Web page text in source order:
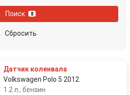
Opel
Skoda
Поиск 8
Сбросить
Датчик коленвала
Volkswagen Polo 5 2012
1.2 л., бензин